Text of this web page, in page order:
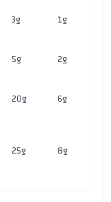
3g 1g
5g 2g
20g 6g
25g 8g